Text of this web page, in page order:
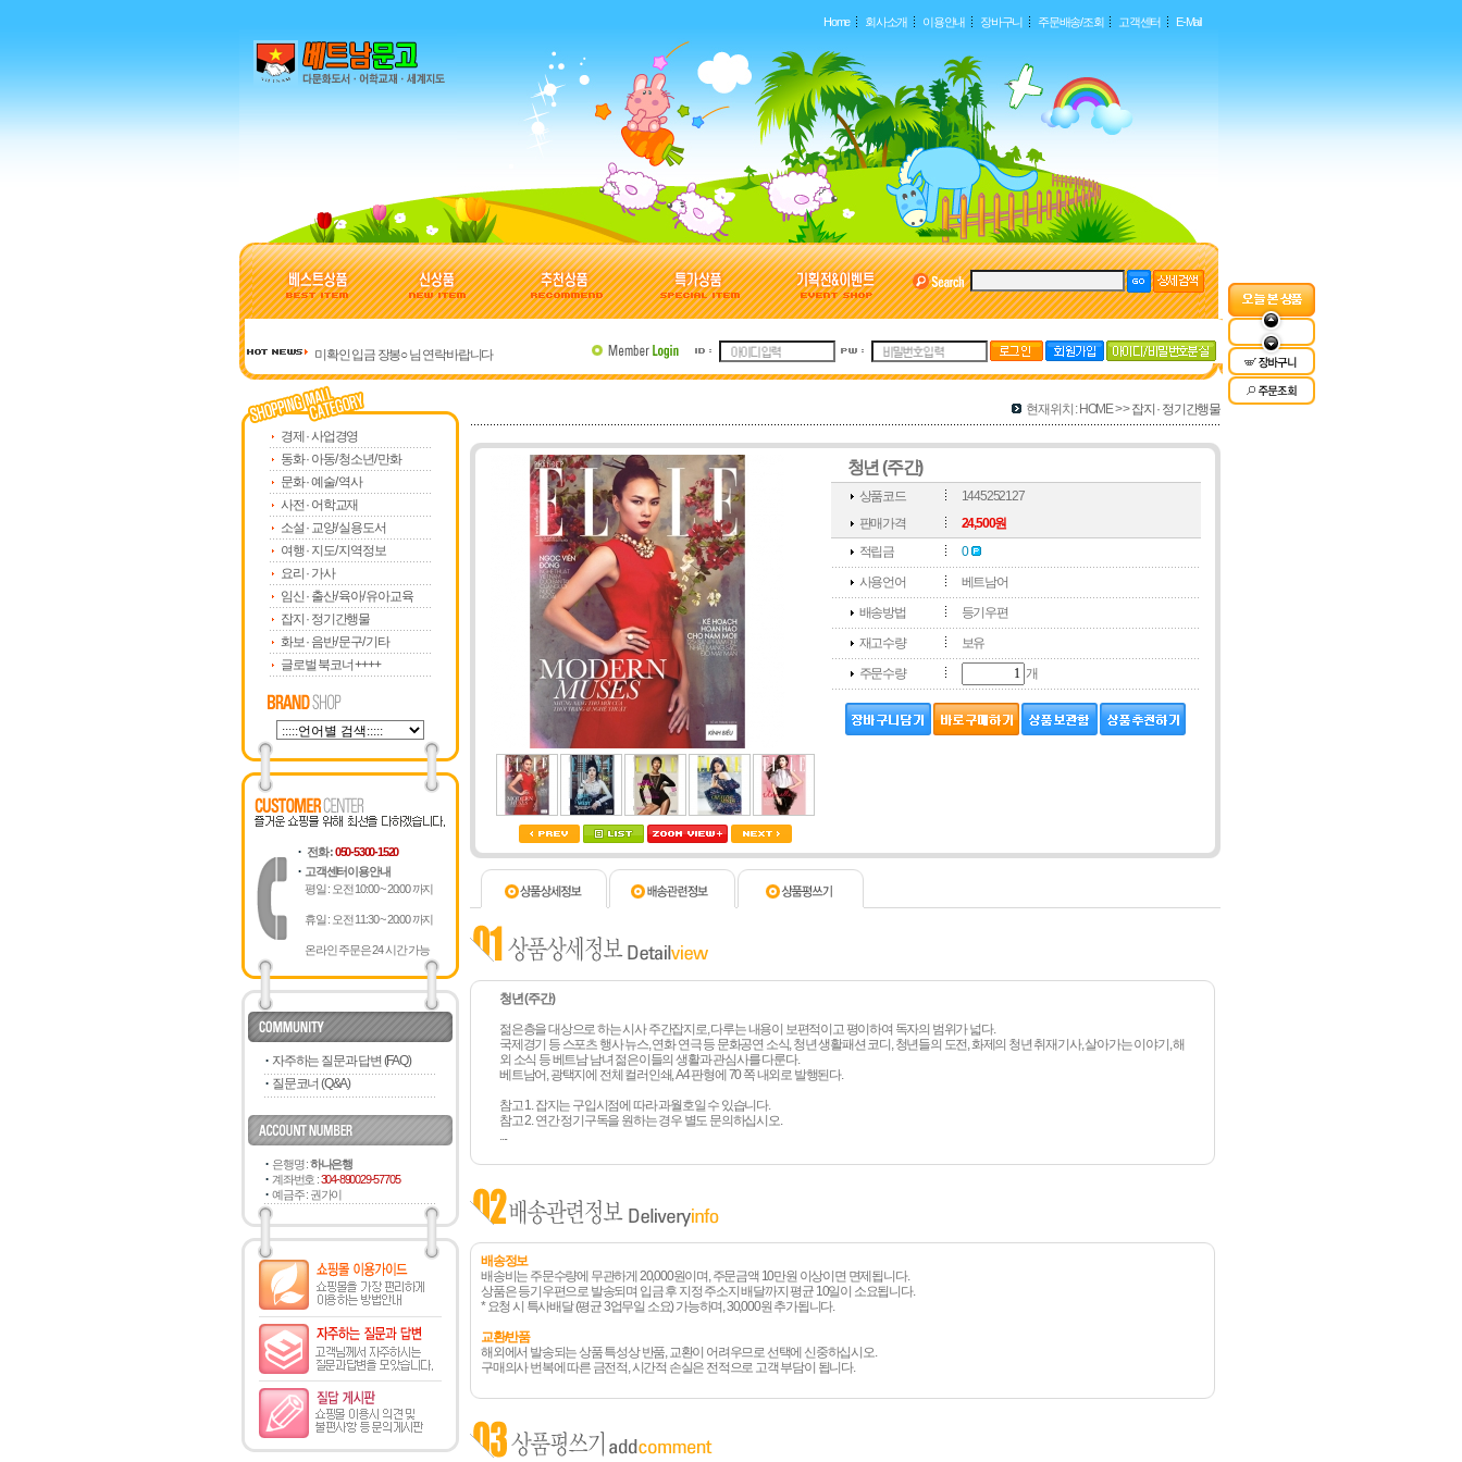
Home 회사소개 이용안내 장바구니 주문배송/조회 고객센터 E-Mail
미확인 입금 장봉○ 님 연락바랍니다
베트남 관련 사이트 모음
주문 시 유의사항입니다
미확인 입금 강덕○ 님 연락바랍니다
미확인 입금 허정○ 님 연락바랍니다
경제 · 사업경영
동화 · 아동/ 청소년/ 만화
문화 · 예술/ 역사
사전 · 어학교재
소설 · 교양/ 실용도서
여행 · 지도/ 지역정보
요리 · 가사
임신 · 출산/ 육아/ 유아교육
잡지 · 정기간행물
화보 · 음반/ 문구/ 기타
글로벌 북코너 ++++
전화 :050-5300-1520
고객센터이용안내
평일 : 오전 10:00 ~ 20:00 까지
휴일 : 오전 11:30 ~ 20:00 까지
온라인 주문은 24 시간 가능
자주하는 질문과 답변 (FAQ)
질문코너 (Q&A)
은행명 :하나은행
계좌번호 :304-890029-57705
예금주 : 권가이
현재위치 : HOME > >잡지 · 정기간행물
청년 (주간)
상품코드
1445252127
판매가격
24,500원
적립금
0
사용언어
베트남어
배송방법
등기우편
재고수량
보유
주문수량
개
청년 (주간)
젊은층을 대상으로 하는 시사 주간잡지로, 다루는 내용이 보편적이고 평이하여 독자의 범위가 넓다.
국제경기 등 스포츠 행사 뉴스, 연화 연극 등 문화공연 소식, 청년 생활패션 코디, 청년들의 도전, 화제의 청년 취재기사, 살아가는 이야기, 해
외 소식 등 베트남 남녀 젊은이들의 생활과 관심사를 다룬다.
베트남어, 광택지에 전체 컬러인쇄, A4 판형에 70 쪽 내외로 발행된다.
참고 1. 잡지는 구입시점에 따라 과월호일 수 있습니다.
참고 2. 연간 정기구독을 원하는 경우 별도 문의하십시오.
....
배송정보
배송비는 주문수량에 무관하게 20,000원이며, 주문금액 10만원 이상이면 면제됩니다.
상품은 등기우편으로 발송되며 입금 후 지정 주소지 배달까지 평균 10일이 소요됩니다.
* 요청 시 특사배달 (평균 3업무일 소요) 가능하며, 30,000원 추가됩니다.
교환/반품
해외에서 발송되는 상품 특성상 반품, 교환이 어려우므로 선택에 신중하십시오.
구매의사 번복에 따른 금전적, 시간적 손실은 전적으로 고객 부담이 됩니다.